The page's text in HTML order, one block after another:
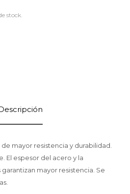
stock.
mayor resistencia y durabilidad.
El espesor del acero y la
mayor resistencia. Se